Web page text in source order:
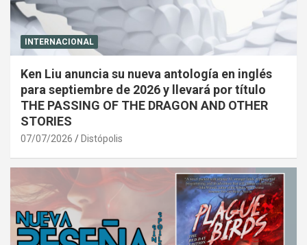
INTERNACIONAL
Ken Liu anuncia su nueva antología en inglés
para septiembre de 2026 y llevará por título
THE PASSING OF THE DRAGON AND OTHER
STORIES
07/07/2026 Distópolis